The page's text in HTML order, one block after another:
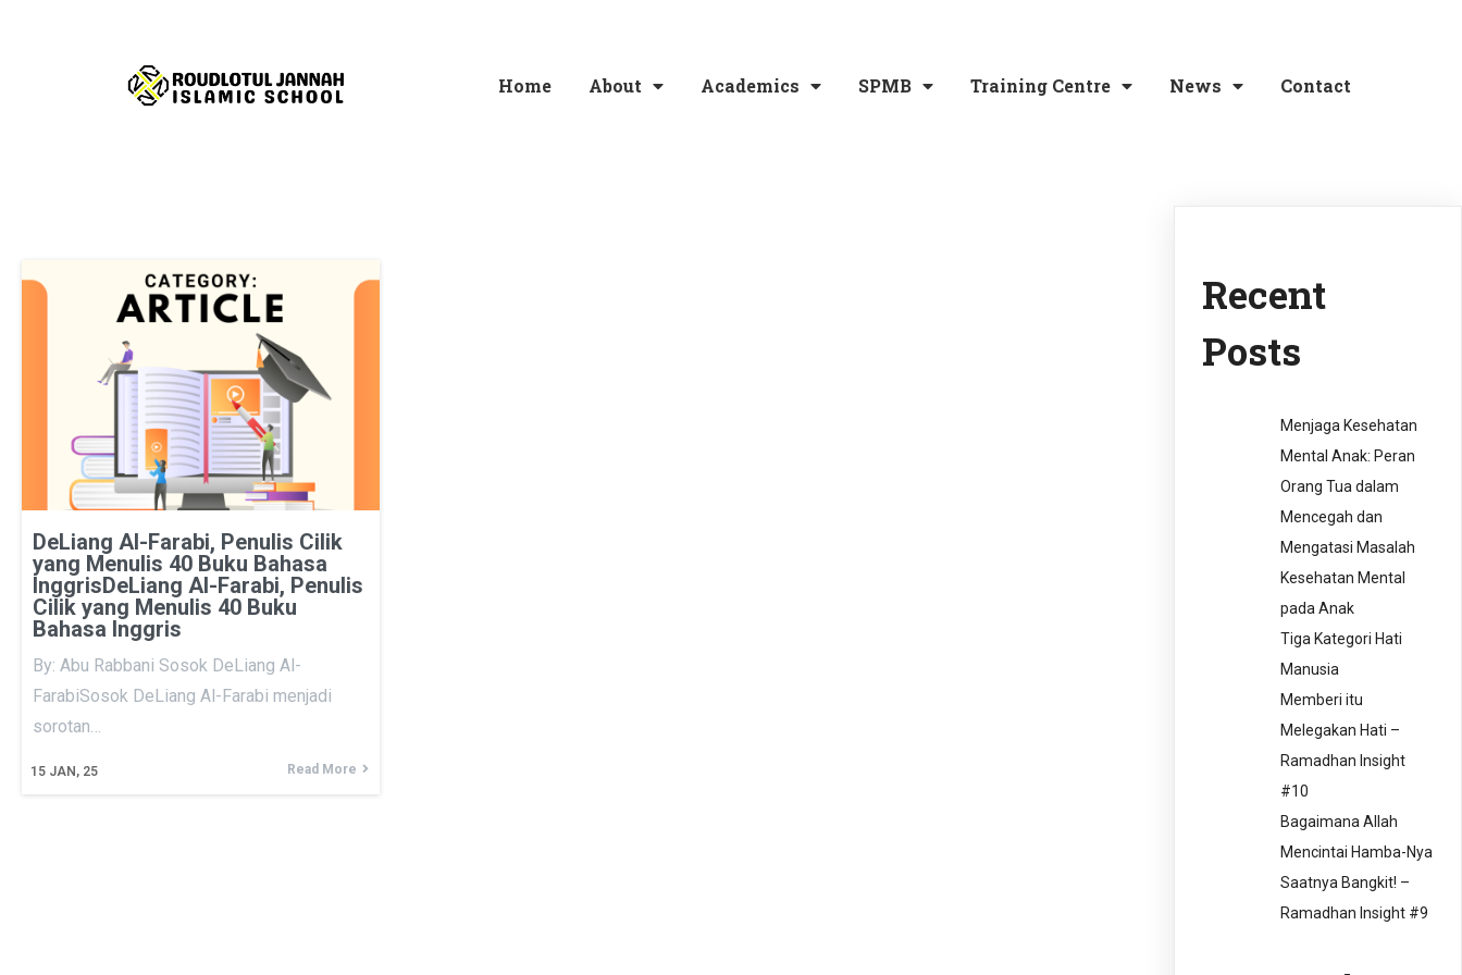
Home About Academics SPMB Training Centre News Contact
DeLiang Al-Farabi, Penulis Cilik
yang Menulis 40 Buku Bahasa
InggrisDeLiang Al-Farabi, Penulis
Cilik yang Menulis 40 Buku
Bahasa Inggris
15 JAN, 25
By: Abu Rabbani Sosok DeLiang Al-
FarabiSosok DeLiang Al-Farabi menjadi
sorotan…
Read More
Recent
Posts
Menjaga Kesehatan
Mental Anak: Peran
Orang Tua dalam
Mencegah dan
Mengatasi Masalah
Kesehatan Mental
pada Anak
Tiga Kategori Hati
Manusia
Memberi itu
Melegakan Hati –
Ramadhan Insight
#10
Bagaimana Allah
Mencintai Hamba-Nya
Saatnya Bangkit! –
Ramadhan Insight #9